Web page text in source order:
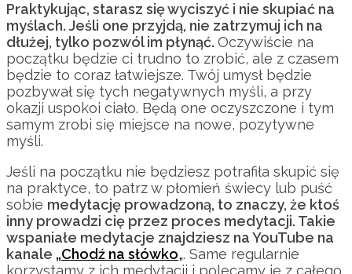
Praktykując, starasz się wyciszyć i nie skupiać na
myślach. Jeśli one przyjdą, nie zatrzymuj ich na
dłużej, tylko pozwól im płynąć. Oczywiście na
początku będzie ci trudno to zrobić, ale z czasem
będzie to coraz łatwiejsze. Twój umysł będzie
pozbywał się tych negatywnych myśli, a przy
okazji uspokoi ciało. Będą one oczyszczone i tym
samym zrobi się miejsce na nowe, pozytywne
myśli.
Jeśli na początku nie będziesz potrafiła skupić się
na praktyce, to patrz w płomień świecy lub puść
sobie medytację prowadzoną, to znaczy, że ktoś
inny prowadzi cię przez proces medytacji. Takie
wspaniałe medytacje znajdziesz na YouTube na
kanale „Chodź na słówko„. Same regularnie